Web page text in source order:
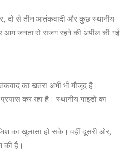
दो से तीन आतंकवादी और कुछ स्थानीय
आम जनता से सजग रहने की अपील की गई
का खतरा अभी भी मौजूद है।
कर रहा है। स्थानीय गाइडों का
का खुलासा हो सके। वहीं दूसरी ओर,
की है।